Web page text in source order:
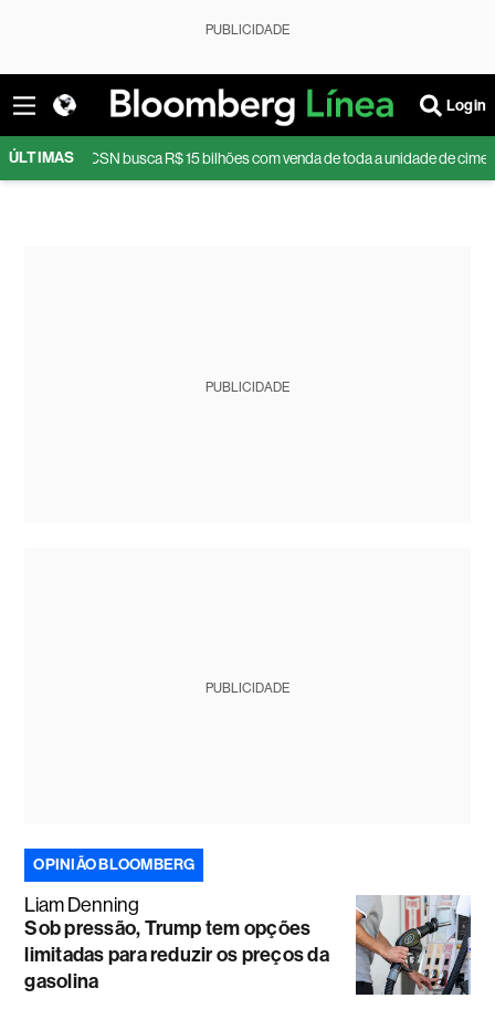
PUBLICIDADE
Login
ÚLTIMAS
CEO CSN busca R$ 15 bilhões com venda de toda a unidade de
PUBLICIDADE
PUBLICIDADE
OPINIÃO BLOOMBERG
Liam Denning
Sob pressão, Trump tem opções
limitadas para reduzir os preços da
gasolina